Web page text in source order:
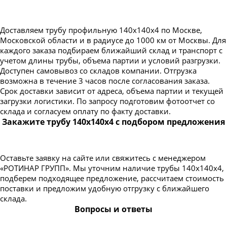
Доставляем трубу профильную 140х140х4 по Москве,
Московской области и в радиусе до 1000 км от Москвы. Для
каждого заказа подбираем ближайший склад и транспорт с
учетом длины трубы, объема партии и условий разгрузки.
Доступен самовывоз со складов компании. Отгрузка
возможна в течение 3 часов после согласования заказа.
Срок доставки зависит от адреса, объема партии и текущей
загрузки логистики. По запросу подготовим фотоотчет со
склада и согласуем оплату по факту доставки.
Закажите трубу 140х140х4 с подбором предложения
Оставьте заявку на сайте или свяжитесь с менеджером
«РОТИНАР ГРУПП». Мы уточним наличие трубы 140х140х4,
подберем подходящее предложение, рассчитаем стоимость
поставки и предложим удобную отгрузку с ближайшего
склада.
Вопросы и ответы